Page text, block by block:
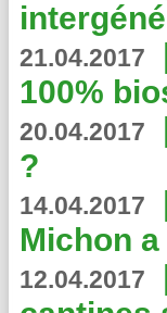
21.04.2017
100%
20.04.2017
?
14.04.2017
Michon
12.04.2017